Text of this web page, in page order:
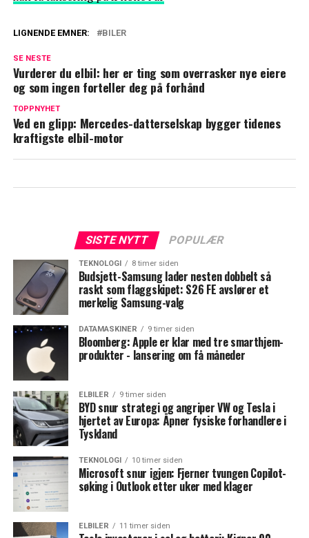
LIGNENDE EMNER: BILER
SE NESTE
Vurderer du elbil: her er ting som overrasker nye eiere
og som ingen forteller deg på forhånd
TOPPNYHET
Ved en glipp: Mercedes-datterselskap bygger tidenes
kraftigste elbil-motor
SISTE NYTT POPULÆR
TEKNOLOGI 8 timer siden
Budsjett-Samsung lader nesten dobbelt så
raskt som flaggskipet: S26 FE avslører et
merkelig Samsung-valg
DATAMASKINER 9 timer siden
Bloomberg: Apple er klar med tre smarthjem-
produkter - lansering om få måneder
ELBILER 9 timer siden
BYD snur strategi og angriper VW og Tesla i
hjertet av Europa: Åpner fysiske forhandlere i
Tyskland
TEKNOLOGI 10 timer siden
Microsoft snur igjen: Fjerner tvungen Copilot-
søking i Outlook etter uker med klager
ELBILER 11 timer siden